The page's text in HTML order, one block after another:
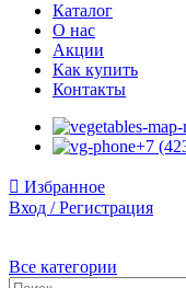
Каталог
О нас
Акции
Как купить
Контакты
+7
Избранное
Вход / Регистрация
Все категории